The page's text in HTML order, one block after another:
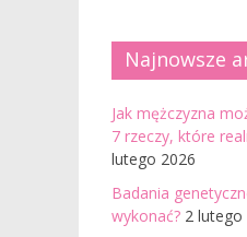
Najnowsze
Jak mężczyzna
7 rzeczy, które
lutego 2026
Badania
wykonać? 2 lutego